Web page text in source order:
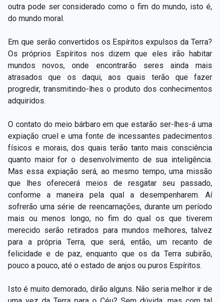
outra pode ser considerado como o fim do mundo, isto é,
do mundo moral.
Em que serão convertidos os Espíritos expulsos da Terra?
Os próprios Espíritos nos dizem que eles irão habitar
mundos novos, onde encontrarão seres ainda mais
atrasados que os daqui, aos quais terão que fazer
progredir, transmitindo-lhes o produto dos conhecimentos
adquiridos.
O contato do meio bárbaro em que estarão ser-lhes-á uma
expiação cruel e uma fonte de incessantes padecimentos
físicos e morais, dos quais terão tanto mais consciência
quanto maior for o desenvolvimento de sua inteligência.
Mas essa expiação será, ao mesmo tempo, uma missão
que lhes oferecerá meios de resgatar seu passado,
conforme a maneira pela qual a desempenharem. Aí
sofrerão uma série de reencarnações, durante um período
mais ou menos longo, no fim do qual os que tiverem
merecido serão retirados para mundos melhores, talvez
para a própria Terra, que será, então, um recanto de
felicidade e de paz, enquanto que os da Terra subirão,
pouco a pouco, até o estado de anjos ou puros Espíritos.
Isto é muito demorado, dirão alguns. Não seria melhor ir de